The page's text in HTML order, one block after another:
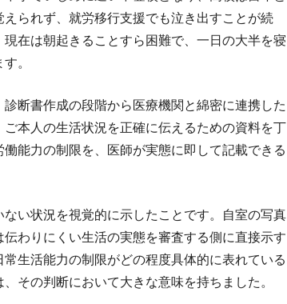
られず、就労移行支援でも泣き出すことが続
在は朝起きることすら困難で、一日の大半を寝
。
断書作成の段階から医療機関と綿密に連携した
本人の生活状況を正確に伝えるための資料を丁
能力の制限を、医師が実態に即して記載できる
い状況を視覚的に示したことです。自室の写真
わりにくい生活の実態を審査する側に直接示す
生活能力の制限がどの程度具体的に表れている
その判断において大きな意味を持ちました。